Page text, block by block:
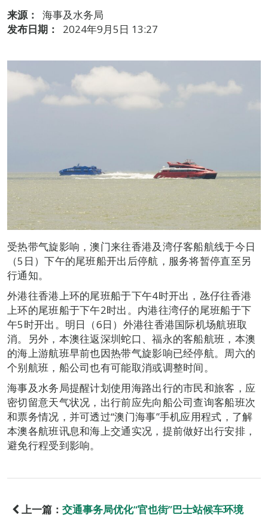
来源：
海事及水务局
发布日期：
2024年9月5日 13:27
受热带气旋影响，澳门来往香港及湾仔客船航线于今日
（5日）下午的尾班船开出后停航，服务将暂停直至另
行通知。
外港往香港上环的尾班船于下午4时开出，氹仔往香港
上环的尾班船于下午2时出。内港往湾仔的尾班船于下
午5时开出。明日（6日）外港往香港国际机场航班取
消。另外，本澳往返深圳蛇口、福永的客船航班，本澳
的海上游航班早前也因热带气旋影响已经停航。周六的
个别航班，船公司也有可能取消或调整时间。
海事及水务局提醒计划使用海路出行的市民和旅客，应
密切留意天气状况，出行前应先向船公司查询客船班次
和票务情况，并可透过“澳门海事”手机应用程式，了解
本澳各航班讯息和海上交通实况，提前做好出行安排，
避免行程受到影响。
上一篇： 交通事务局优化“官也街”巴士站候车环境